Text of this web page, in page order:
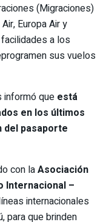
(Migraciones)
Europa Air y
facilidades a los
sus vuelos
informó que está
en los últimos
del pasaporte
con laAsociación
Internacional –
internacionales
para que brinden